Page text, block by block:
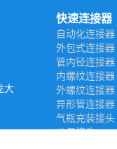
大
快速连接器
自动化连接器
外包式连接器
管内径连接器
内螺纹连接器
外螺纹连接器
异形管连接器
气瓶充装接头
公母接头